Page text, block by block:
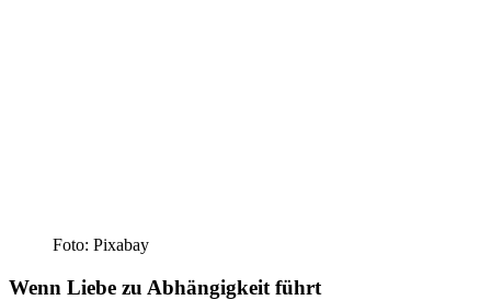
Foto: Pixabay
Wenn Liebe zu Abhängigkeit führt